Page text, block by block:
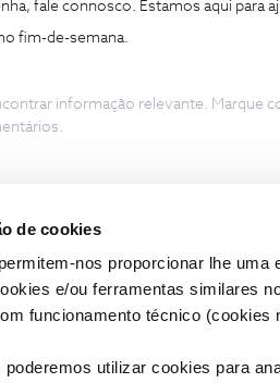
de cookies
nos proporcionar lhe uma
e/ou ferramentas similares
funcionamento técnico
poderemos utilizar cookies para
fale connosco. Estamos aqui para
fim-de-semana.
informação relevante. Marque